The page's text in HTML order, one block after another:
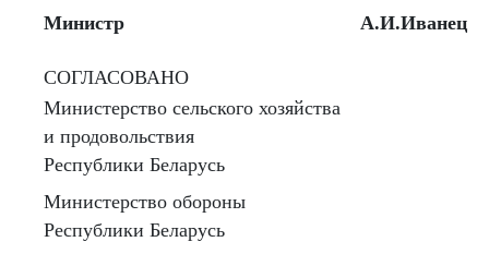
Министр А.И.Иванец
СОГЛАСОВАНО
Министерство сельского хозяйства
и продовольствия
Республики Беларусь
Министерство обороны
Республики Беларусь